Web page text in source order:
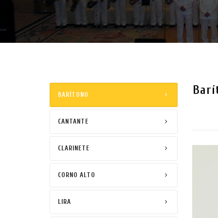
BARÍTONO
CANTANTE
CLARINETE
CORNO ALTO
LIRA